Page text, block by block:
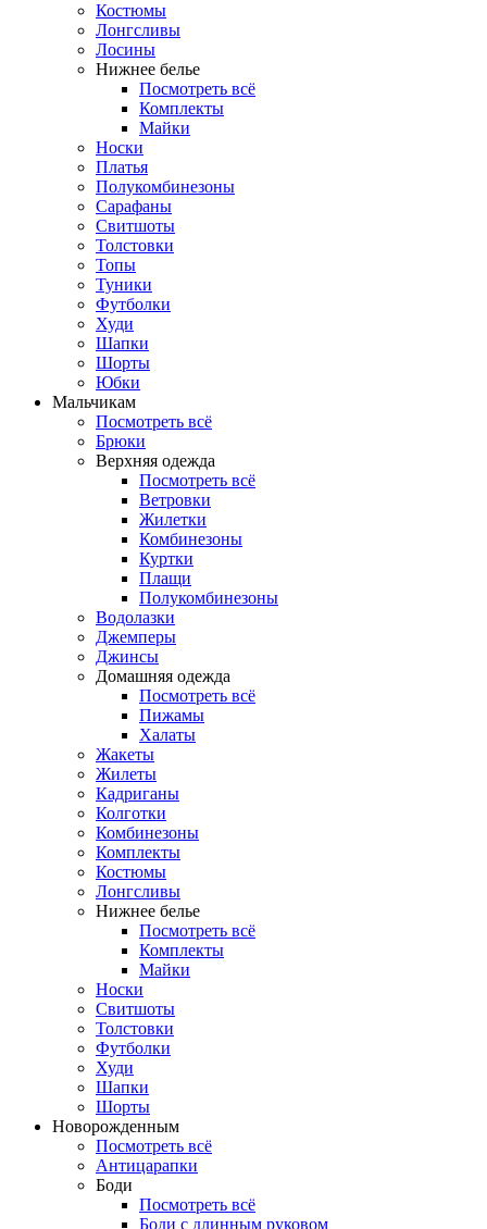
Костюмы
Лонгсливы
Лосины
Нижнее белье
Посмотреть всё
Комплекты
Майки
Носки
Платья
Полукомбинезоны
Сарафаны
Свитшоты
Толстовки
Топы
Туники
Футболки
Худи
Шапки
Шорты
Юбки
Мальчикам
Посмотреть всё
Брюки
Верхняя одежда
Посмотреть всё
Ветровки
Жилетки
Комбинезоны
Куртки
Плащи
Полукомбинезоны
Водолазки
Джемперы
Джинсы
Домашняя одежда
Посмотреть всё
Пижамы
Халаты
Жакеты
Жилеты
Кадриганы
Колготки
Комбинезоны
Комплекты
Костюмы
Лонгсливы
Нижнее белье
Посмотреть всё
Комплекты
Майки
Носки
Свитшоты
Толстовки
Футболки
Худи
Шапки
Шорты
Новорожденным
Посмотреть всё
Антицарапки
Боди
Посмотреть всё
Боди с длинным руковом